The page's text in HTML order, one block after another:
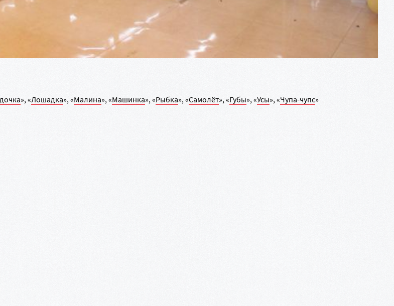
», «Лошадка», «Малина», «Машинка», «Рыбка», «Самолёт», «Губы», «Усы», «Чупа-чупс»